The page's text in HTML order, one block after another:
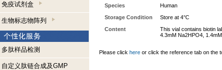
免疫试剂盒
生物标志物阵列
多肽样品检测
自定义肽链合成及GMP
Species
Human
Storage Condition
Store at 4°C
Content
This vial contains biotin
4.3mM Na2HPO4,
Please click here or click the reference tab on the